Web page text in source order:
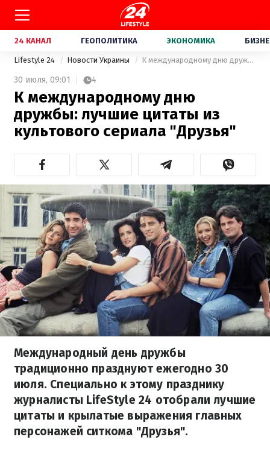
24 КАНАЛ ГЕОПОЛИТИКА ЭКОНОМИКА
Lifestyle 24 Новости Украины К международному дню дружбы: лучшие цитаты из культового сериала "Друзья"
30 июля, 09:01 4
К международному дню
дружбы: лучшие цитаты из
культового сериала "Друзья"
Международный день дружбы
традиционно празднуют ежегодно 30
июля. Специально к этому празднику
журналисты LifeStyle 24 отобрали лучшие
цитаты и крылатые выражения главных
персонажей ситкома "Друзья".